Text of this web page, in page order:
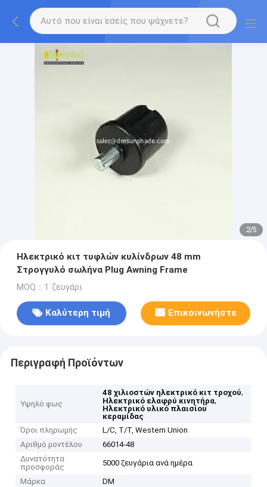
2/5
Ηλεκτρικό κιτ τυφλών κυλίνδρων 48 mm
Στρογγυλό σωλήνα Plug Awning Frame
MOQ：1 ζευγάρι
Καλύτερη τιμή Επικοινωνήστε
Περιγραφή Προϊόντων
Υψηλό φως
48 χιλιοστών ηλεκτρικό κιτ τροχού,
Ηλεκτρικό ελαφρύ κινητήρα,
Ηλεκτρικό υλικό πλαισίου
κεραμίδας
Όροι πληρωμής
L/C, T/T, Western Union
Αριθμό μοντέλου
66014-48
Δυνατότητα
προσφοράς
5000 ζευγάρια ανά ημέρα
Μάρκα
DM